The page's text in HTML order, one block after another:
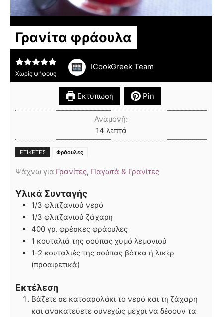
Γρανίτα φράουλα
Χωρίς ψήφους
ICookGreek Team
Εκτύπωση Pin
Αναμονή:
14 λεπτά
ΕΤΙΚΈΤΕΣ Φράουλες
Ψάχνω για Γρανίτες, Παγωτά & Γρανίτες
Υλικά Συνταγής
1/3 φλιτζανιού νερό
1/3 φλιτζανιού ζάχαρη
400 γρ. φρέσκες φράουλες
1 κουταλιά της σούπας χυμό λεμονιού
1-2 κουταλιές της σούπας βότκα ή λικέρ
(προαιρετικά)
Εκτέλεση
Βάζετε σε κατσαρολάκι το νερό και τη ζάχαρη
και ανακατεύετε συνεχώς μέχρι να δέσουν τα